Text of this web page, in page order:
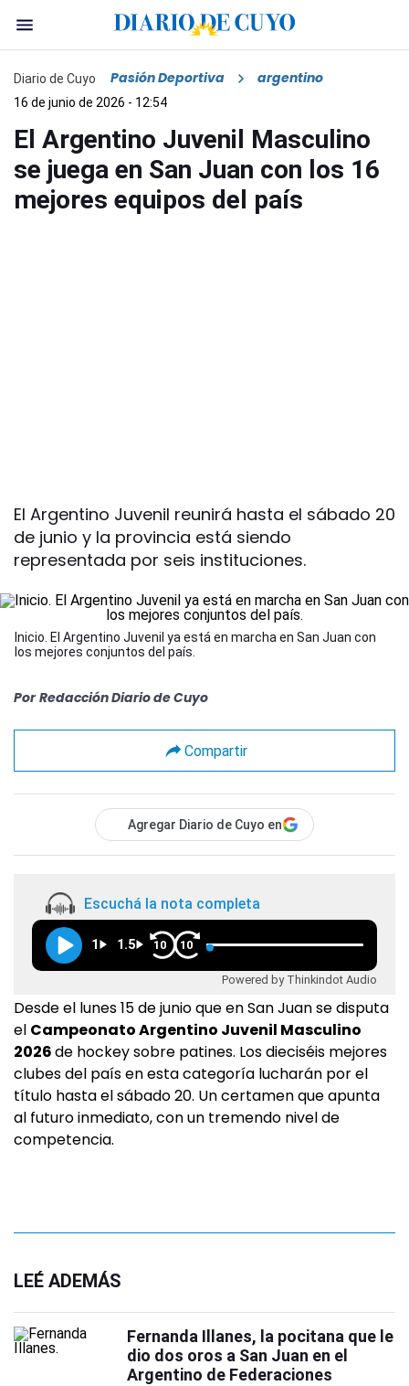
Diario de Cuyo Pasión Deportiva argentino
16 de junio de 2026 - 12:54
El Argentino Juvenil Masculino
se juega en San Juan con los 16
mejores equipos del país
El Argentino Juvenil reunirá hasta el sábado 20
de junio y la provincia está siendo
representada por seis instituciones.
Inicio. El Argentino Juvenil ya está en marcha en San Juan con
los mejores conjuntos del país.
Por Redacción Diario de Cuyo
Compartir
Agregar Diario de Cuyo en
Escuchá la nota completa
1 1.5 10 10
Powered by Thinkindot Audio
Desde el lunes 15 de junio que en San Juan se disputa
el Campeonato Argentino Juvenil Masculino
2026de hockey sobre patines. Los dieciséis mejores
clubes del país en esta categoría lucharán por el
título hasta el sábado 20. Un certamen que apunta
al futuro inmediato, con un tremendo nivel de
competencia.
LEÉ ADEMÁS
Fernanda Illanes, la pocitana que le
dio dos oros a San Juan en el
Argentino de Federaciones